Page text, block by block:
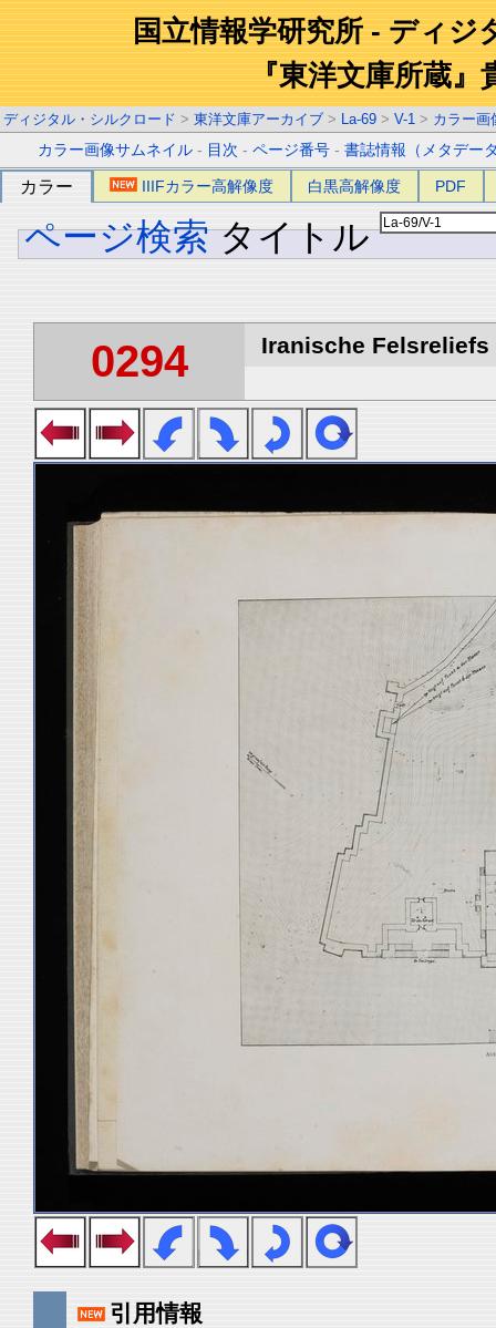
国立情報学研究所 - ディジ
『東洋文庫所蔵』
ディジタル・シルクロード > 東洋文庫アーカイブ > La-69 > V-1 > カラー画
カラー画像サムネイル - 目次 -ページ番号 -書誌情報（メタデー
カラー IIIFカラー高解像度 白黒高解像度 PDF
ページ検索 タイトル
0294 Iranische Felsreliefs
引用情報